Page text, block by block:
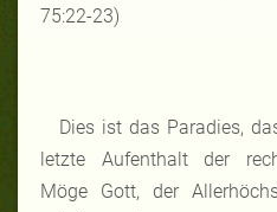
75:22-23)
Dies ist das Paradies,
letzte Aufenthalt der
Möge Gott, der